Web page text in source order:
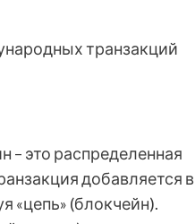
транзакций
– это распределенная
добавляется в
«цепь» (блокчейн).